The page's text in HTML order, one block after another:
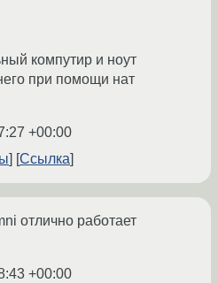
компутир и ноут
при помощи нат
+00:00
Ссылка
отлично работает
+00:00